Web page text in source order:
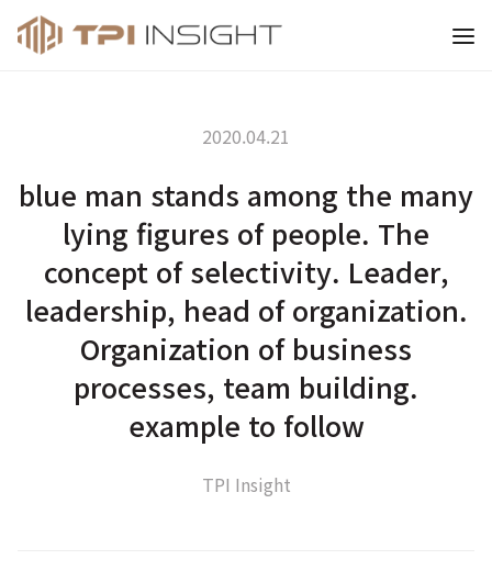
티피아이 인사이트
2020.04.21
blue man stands among the many
lying figures of people. The
concept of selectivity. Leader,
leadership, head of organization.
Organization of business
processes, team building.
example to follow
TPI Insight